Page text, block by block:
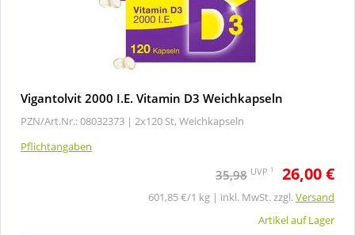
Vigantolvit 2000 I.E. Vitamin D3 Weichkapseln
PZN/Art.Nr.: 08032373 | 2x120 St, Weichkapseln
Pflichtangaben
35,98 UVP 1 26,00 €
601,85 €/1 kg | inkl. MwSt. zzgl.Versand
Artikel auf Lager